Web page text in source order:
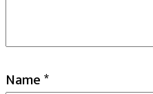
Name*